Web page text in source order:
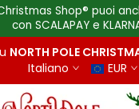
Shop® puoi
con SCALAPAY e
NORTH POLE
Italiano
EUR